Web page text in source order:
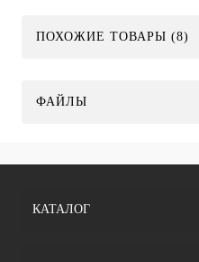
ПОХОЖИЕ ТОВАРЫ (8)
ФАЙЛЫ
КАТАЛОГ